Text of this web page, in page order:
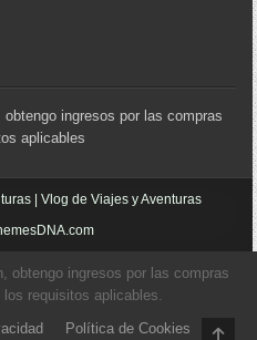
ingresos por las compras
aplicables
| Vlog de Viajes y Aventuras
obtengo ingresos por las compras
requisitos aplicables.
Política de Cookies